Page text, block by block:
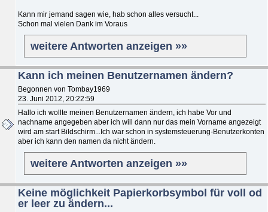
Kann mir jemand sagen wie, hab schon alles versucht...
Schon mal vielen Dank im Voraus
weitere Antworten anzeigen »»
Kann ich meinen Benutzernamen ändern?
Begonnen von Tombay1969
23. Juni 2012, 20:22:59
Hallo ich wollte meinen Benutzernamen ändern, ich habe Vor und
nachname angegeben aber ich will dann nur das mein Vorname angezeigt
wird am start Bildschirm...Ich war schon in systemsteuerung-Benutzerkonten
aber ich kann den namen da nicht ändern.
weitere Antworten anzeigen »»
Keine möglichkeit Papierkorbsymbol für voll od
er leer zu ändern...